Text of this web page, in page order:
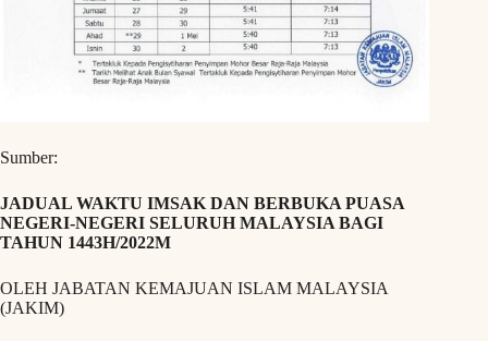
Sumber:
JADUAL WAKTU IMSAK DAN BERBUKA PUASA
NEGERI-NEGERI SELURUH MALAYSIA BAGI
TAHUN 1443H/2022M
OLEH JABATAN KEMAJUAN ISLAM MALAYSIA
(JAKIM)